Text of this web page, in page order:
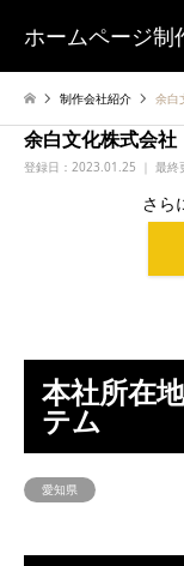
ホームページ制
制作会社紹介 余白
余白文化株式会社
登録日： 2023.01.25 ｜ 最終
さら
本社所在
テム
愛知県